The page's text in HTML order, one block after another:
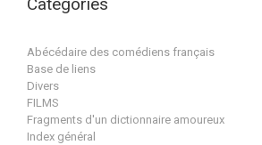
Abécédaire des comédiens français
Base de liens
Divers
FILMS
Fragments d'un dictionnaire amoureux
Index général